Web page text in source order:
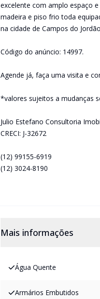
excelente com amplo espaço
madeira e piso frio toda
na cidade de Campos do
Código do anúncio: 14997.
Agende já, faça uma visita e
*valores sujeitos a mudanças
Julio Estefano Consultoria
CRECI: J-32672
(12) 99155-6919
(12) 3024-8190
Mais informações
Água Quente
Armários Embutidos